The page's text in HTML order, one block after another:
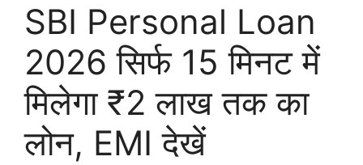
SBI Personal Loan
2026 सिर्फ 15 मिनट में
मिलेगा ₹2 लाख तक का
लोन, EMI देखें